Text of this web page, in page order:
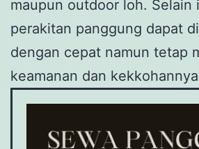
maupun outdoor loh. Selain
perakitan panggung dapat
dengan cepat namun tetap
keamanan dan